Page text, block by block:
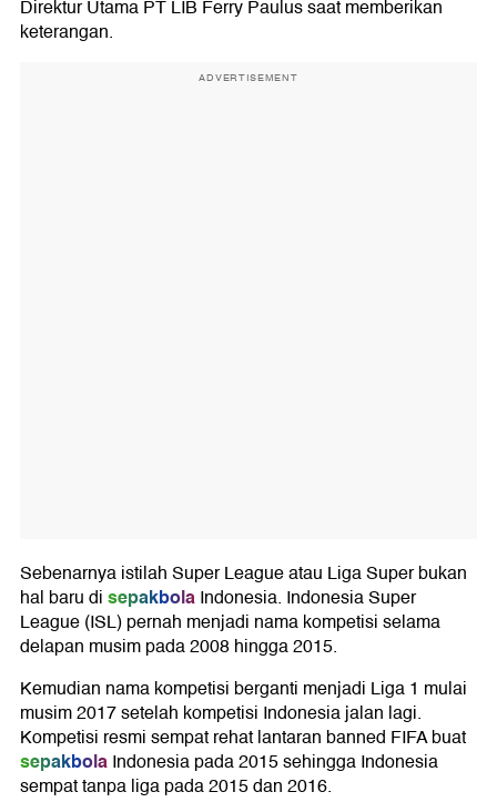
Direktur Utama PT LIB Ferry Paulus saat memberikan
keterangan.
ADVERTISEMENT
Sebenarnya istilah Super League atau Liga Super bukan
hal baru disepakbolaIndonesia. Indonesia Super
League (ISL) pernah menjadi nama kompetisi selama
delapan musim pada 2008 hingga 2015.
Kemudian nama kompetisi berganti menjadi Liga 1 mulai
musim 2017 setelah kompetisi Indonesia jalan lagi.
Kompetisi resmi sempat rehat lantaran banned FIFA buat
sepakbolaIndonesia pada 2015 sehingga Indonesia
sempat tanpa liga pada 2015 dan 2016.